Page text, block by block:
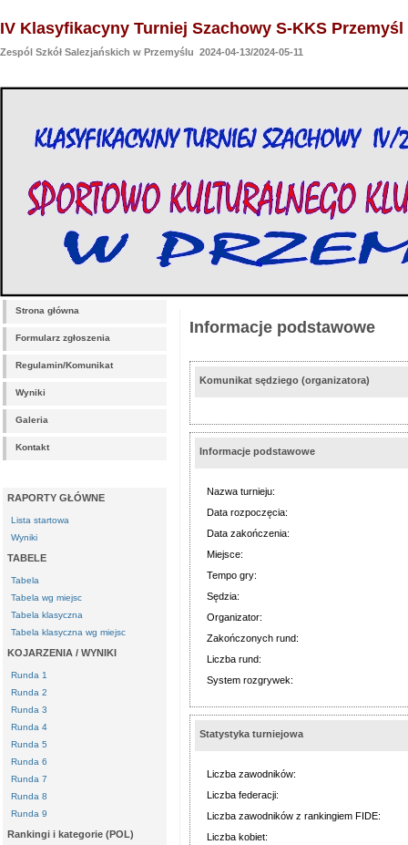
IV Klasyfikacyny Turniej Szachowy S-KKS Przemyśl
Zespól Szkół Salezjańskich w Przemyślu 2024-04-13/2024-05-11
Strona główna
Formularz zgłoszenia
Regulamin/Komunikat
Wyniki
Galeria
Kontakt
RAPORTY GŁÓWNE
Lista startowa
Wyniki
TABELE
Tabela
Tabela wg miejsc
Tabela klasyczna
Tabela klasyczna wg miejsc
KOJARZENIA / WYNIKI
Runda 1
Runda 2
Runda 3
Runda 4
Runda 5
Runda 6
Runda 7
Runda 8
Runda 9
Rankingi i kategorie (POL)
Informacje podstawowe
Komunikat sędziego (organizatora)
Informacje podstawowe
Nazwa turnieju:
Data rozpoczęcia:
Data zakończenia:
Miejsce:
Tempo gry:
Sędzia:
Organizator:
Zakończonych rund:
Liczba rund:
System rozgrywek:
Statystyka turniejowa
Liczba zawodników:
Liczba federacji:
Liczba zawodników z rankingiem FIDE:
Liczba kobiet: